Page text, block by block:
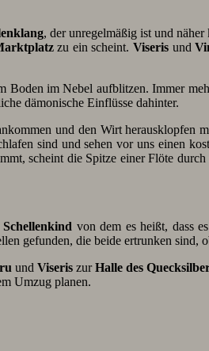
, der unregelmäßig ist und
zu ein scheint.Viseris und
Boden im Nebel aufblitzen. Immer
dämonische Einflüsse dahinter.
und den Wirt herausklopfen
sind und sehen vor uns einen
scheint die Spitze einer Flöte
Schellenkind von dem es heißt, dass
gefunden, die beide ertrunken
und Viseris zurHalle des
Umzug planen.